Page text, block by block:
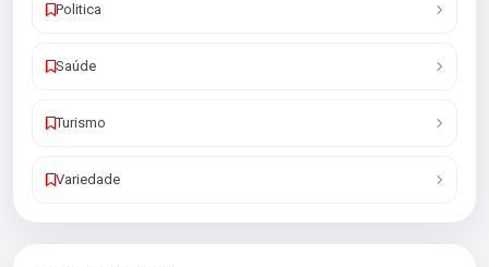
Politica
Saúde
Turismo
Variedade